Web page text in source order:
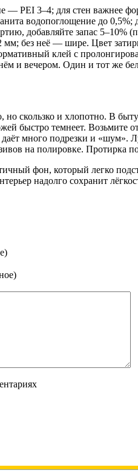
— PEI 3–4; для стен важнее
водопоглощение до
добавляйте запас
без неё — шире. Цвет
клей с
и вечером. Один и тот же
скользко и хлопотно. В
быстро темнеет. Возьмите
много подрезки и «шум».
на полировке. Протирка
фон, который легко
надолго сохранит